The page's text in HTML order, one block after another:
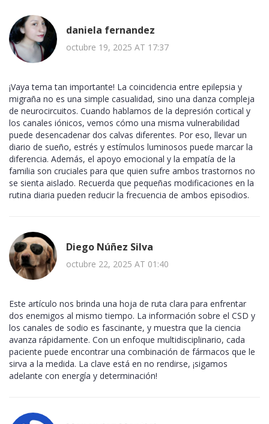
daniela fernandez
octubre 19, 2025 AT 17:37
¡Vaya tema tan importante! La coincidencia entre epilepsia y
migraña no es una simple casualidad, sino una danza compleja
de neurocircuitos. Cuando hablamos de la depresión cortical y
los canales iónicos, vemos cómo una misma vulnerabilidad
puede desencadenar dos calvas diferentes. Por eso, llevar un
diario de sueño, estrés y estímulos luminosos puede marcar la
diferencia. Además, el apoyo emocional y la empatía de la
familia son cruciales para que quien sufre ambos trastornos no
se sienta aislado. Recuerda que pequeñas modificaciones en la
rutina diaria pueden reducir la frecuencia de ambos episodios.
Diego Núñez Silva
octubre 22, 2025 AT 01:40
Este artículo nos brinda una hoja de ruta clara para enfrentar
dos enemigos al mismo tiempo. La información sobre el CSD y
los canales de sodio es fascinante, y muestra que la ciencia
avanza rápidamente. Con un enfoque multidisciplinario, cada
paciente puede encontrar una combinación de fármacos que le
sirva a la medida. La clave está en no rendirse, ¡sigamos
adelante con energía y determinación!